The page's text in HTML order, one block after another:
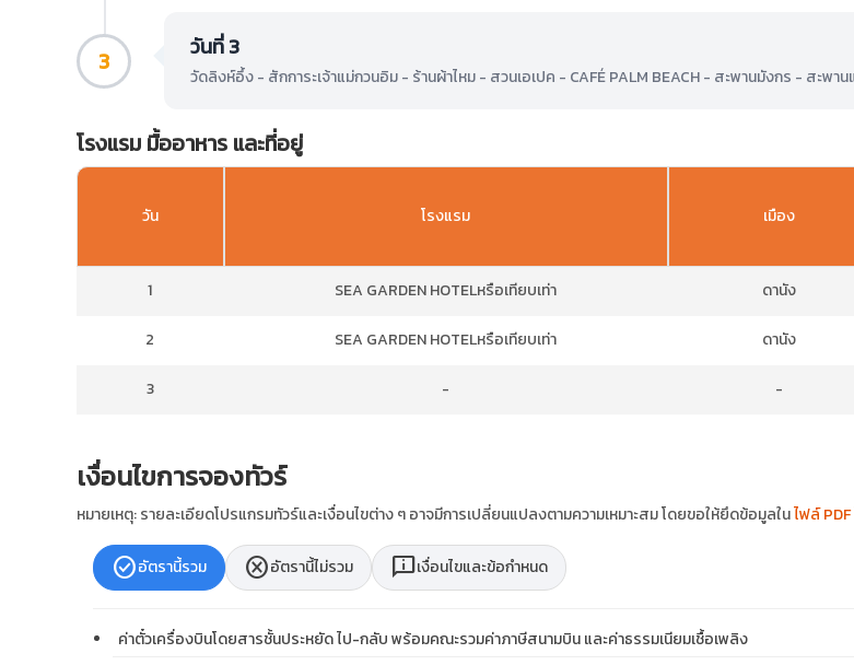
3 วันที่ 3
วัดลิงห์อึ้ง - สักการะเจ้าแม่กวนอิม - ร้านผ้าไหม - สวนเอเปค - CAFÉ PALM BEACH - สะพานมังกร - สะ
โรงแรม มื้ออาหาร และที่อยู่
วัน โรงแรม เมือง
1 SEA GARDEN HOTELหรือเทียบเท่า ดานัง
2 SEA GARDEN HOTELหรือเทียบเท่า ดานัง
3 - -
เงื่อนไขการจองทัวร์
หมายเหตุ: รายละเอียดโปรแกรมทัวร์และเงื่อนไขต่าง ๆ อาจมีการเปลี่ยนแปลงตามความเหมาะสม โดยขอให้ยึดข้อมูลในไฟล์
check_circleอัตรานี้รวม cancelอัตรานี้ไม่รวม chat_infoเงื่อนไขและข้อกำหนด
ค่าตั๋วเครื่องบินโดยสารชั้นประหยัด ไป-กลับ พร้อมคณะรวมค่าภาษีสนามบิน และค่าธรรมเนียมเชื้อเพลิง